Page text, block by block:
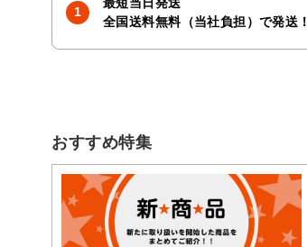
全国送料無料（当社負担）で発送！
おすすめ特集